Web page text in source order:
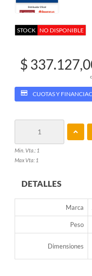
STOCK NO DISPONIBLE
$
CUOTAS Y
Min. Vta.: 1
Max Vta: 1
DETALLES
Marca
Peso
Dimensiones